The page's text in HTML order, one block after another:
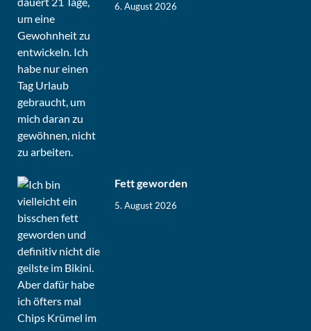
6. August 2026
Fett geworden
5. August 2026